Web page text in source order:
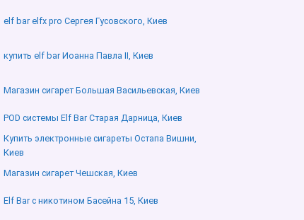
elf bar elfx pro Сергея Гусовского, Киев
купить elf bar Иоанна Павла ІІ, Киев
Магазин сигарет Большая Васильевская, Киев
POD системы Elf Bar Старая Дарница, Киев
Купить электронные сигареты Остапа Вишни,
Киев
Магазин сигарет Чешская, Киев
Elf Bar с никотином Басейна 15, Киев